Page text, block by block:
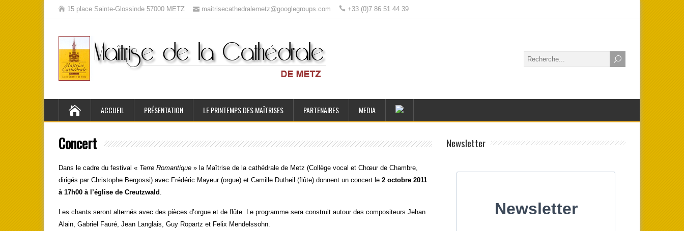
15 place Sainte-Glossinde 57000 METZ maitrisecathedralemetz@googlegroups.com +33 (0)7 86 51 44 39
ACCUEIL PRÉSENTATION LE PRINTEMPS DES MAÎTRISES PARTENAIRES MEDIA
Concert
Dans le cadre du festival « Terre Romantique » la Maîtrise de la cathédrale de Metz (Collège vocal et Chœur de Chambre,
dirigés par Christophe Bergossi) avec Frédéric Mayeur (orgue) et Camille Dutheil (flûte) donnent un concert le 2 octobre 2011
à 17h00 à l’église de Creutzwald .
Les chants seront alternés avec des pièces d’orgue et de flûte. Le programme sera construit autour des compositeurs Jehan
Alain, Gabriel Fauré, Jean Langlais, Guy Ropartz et Felix Mendelssohn.
Newsletter